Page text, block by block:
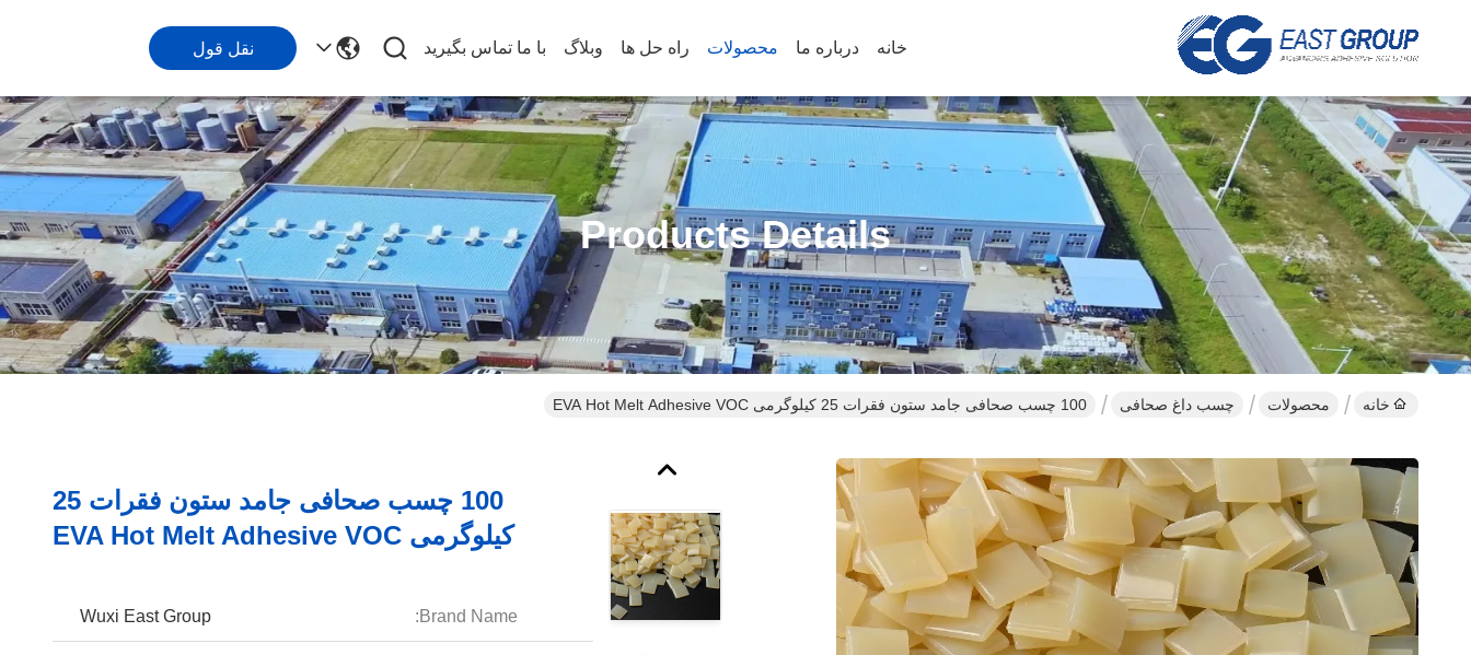
خانه درباره ما محصولات راه حل ها وبلاگ با ما تماس بگیرید نقل قول
Products Details
خانه محصولات چسب داغ صحافی 100 چسب صحافی جامد ستون فقرات 25 کیلوگرمی EVA Hot Melt Adhesive VOC
100 چسب صحافی جامد ستون فقرات 25
کیلوگرمی EVA Hot Melt Adhesive VOC
Brand Name:
Wuxi East Group